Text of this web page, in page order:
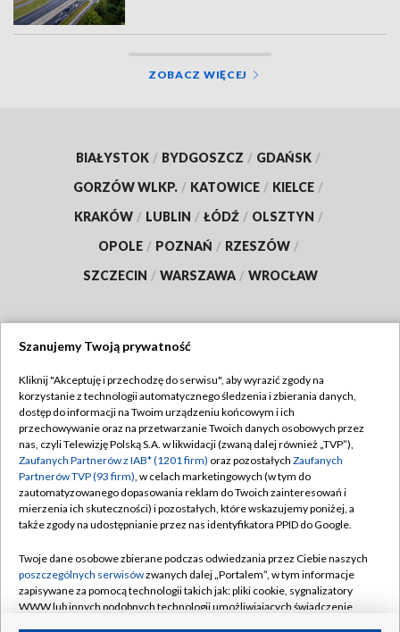
ZOBACZ WIĘCEJ
BIAŁYSTOK / BYDGOSZCZ / GDAŃSK /
GORZÓW WLKP. / KATOWICE / KIELCE /
KRAKÓW / LUBLIN / ŁÓDŹ / OLSZTYN /
OPOLE / POZNAŃ / RZESZÓW /
SZCZECIN / WARSZAWA / WROCŁAW
TVP
Abonament TVP
Emisja w TVP
Centrum informacji TVP
Naziemna Telewizja Cyfrowa
Rada Programowa
System NOS
Regulamin TVP
Polityka prywatności
Moje zgody
Pomoc
Kontakt
Szanujemy Twoją prywatność
Kliknij "Akceptuję i przechodzę do serwisu", aby wyrazić zgody na
korzystanie z technologii automatycznego śledzenia i zbierania danych,
dostęp do informacji na Twoim urządzeniu końcowym i ich
przechowywanie oraz na przetwarzanie Twoich danych osobowych przez
nas, czyli Telewizję Polską S.A. w likwidacji (zwaną dalej również „TVP”),
Zaufanych Partnerów z IAB* (1201 firm) oraz pozostałych Zaufanych
Partnerów TVP (93 firm), w celach marketingowych (w tym do
zautomatyzowanego dopasowania reklam do Twoich zainteresowań i
mierzenia ich skuteczności) i pozostałych, które wskazujemy poniżej, a
także zgody na udostępnianie przez nas identyfikatora PPID do Google.
Twoje dane osobowe zbierane podczas odwiedzania przez Ciebie naszych
poszczególnych serwisówzwanych dalej „Portalem”, w tym informacje
zapisywane za pomocą technologii takich jak: pliki cookie, sygnalizatory
WWW lub innych podobnych technologii umożliwiających świadczenie